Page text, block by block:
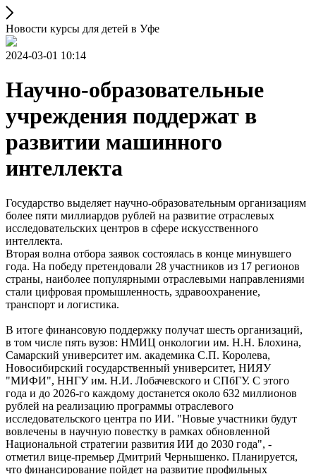
Новости курсы для детей в Уфе
2024-03-01 10:14
Научно-образовательные
учреждения поддержат в
развитии машинного
интеллекта
Государство выделяет научно-образовательным организациям
более пяти миллиардов рублей на развитие отраслевых
исследовательских центров в сфере искусственного
интеллекта.
Вторая волна отбора заявок состоялась в конце минувшего
года. На победу претендовали 28 участников из 17 регионов
страны, наиболее популярными отраслевыми направлениями
стали цифровая промышленность, здравоохранение,
транспорт и логистика.
В итоге финансовую поддержку получат шесть организаций,
в том числе пять вузов: НМИЦ онкологии им. Н.Н. Блохина,
Самарский университет им. академика С.П. Королева,
Новосибирский государственный университет, НИЯУ
"МИФИ", ННГУ им. Н.И. Лобачевского и СПбГУ. С этого
года и до 2026-го каждому достанется около 632 миллионов
рублей на реализацию программы отраслевого
исследовательского центра по ИИ. "Новые участники будут
вовлечены в научную повестку в рамках обновленной
Национальной стратегии развития ИИ до 2030 года", -
отметил вице-премьер Дмитрий Чернышенко. Планируется,
что финансирование пойдет на развитие профильных